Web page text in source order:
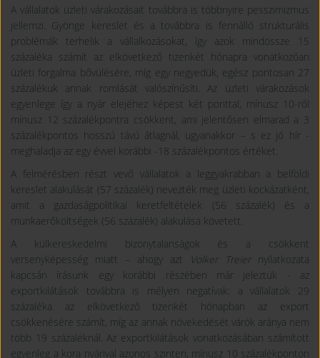
A vállalatok üzleti várakozásait továbbra is többnyire pesszimizmus
jellemzi. Gyönge kereslet és a továbbra is fennálló strukturális
problémák terhelik a vállalkozásokat, így azok mindössze 15
százaléka számít az elkövetkező tizenkét hónapra vonatkozóan
üzleti forgalma bővülésére, míg egy negyedük, egész pontosan 27
százalékuk annak romlását valószínűsíti. Az üzleti várakozások
egyenlege így a nyár elejéhez képest két ponttal, mínusz 10-ről
mínusz 12 százalékpontra csökkent, ami jelentősen elmarad a 3
százalékpontos hosszú távú átlagnál, ugyanakkor – s ez jó hír -
meghaladja az egy évvel korábbi -18 százalékpontos értéket.
A felmérésben részt vevő vállalatok a leggyakrabban a belföldi
kereslet alakulását (57 százalék) nevezték meg üzleti kockázatként,
amit a gazdaságpolitikai keretfeltételek (56 százalék) és a
munkaerőköltségek (56 százalék) alakulása követett.
A külkereskedelmi bizonytalanságok és a csökkent
versenyképesség miatt – ahogy azt
Volker Treier nyilatkozata
kapcsán írásunk egy korábbi részében már jeleztük - az
exportkilátások továbbra is mélyen negatívak: a vállalatok 29
százaléka az elkövetkező tizenkét hónapban az export
csökkenésére számít, míg az annak növekedését várók aránya nem
több 19 százaléknál. Az exportkilátások vonatkozásában számított
egyenleg a kora nyárival azonos szinten, mínusz 10 százalékponton